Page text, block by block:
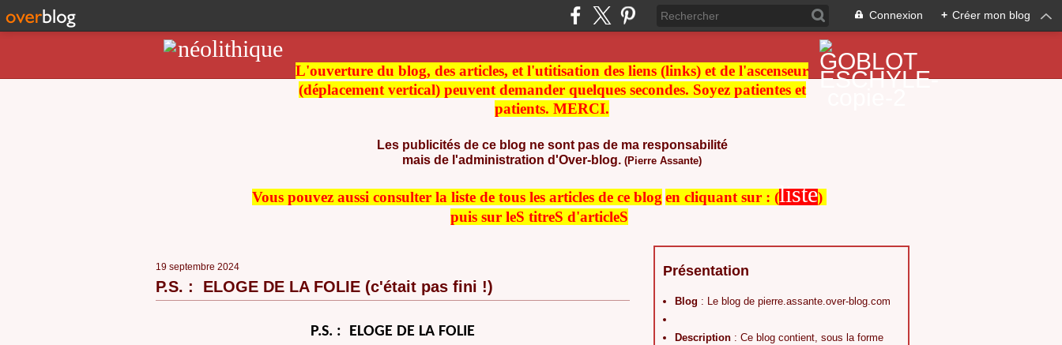
Connexion + Créer mon blog
L'ouverture du blog, des articles, et l'utitisation des liens (links) et de l'ascenseur
(déplacement vertical) peuvent demander quelques secondes. Soyez patientes et
patients. MERCI.
Les publicités de ce blog ne sont pas de ma responsabilité
mais de l'administration d'Over-blog. (Pierre Assante)
Vous pouvez aussi consulter la liste de tous les articles de ce blog en cliquant sur : (liste)
puis sur leS titreS d'articleS
19 septembre 2024
P.S. : ELOGE DE LA FOLIE (c'était pas fini !)
P.S. : ELOGE DE LA FOLIE
Présentation
Blog : Le blog de pierre.assante.over-blog.com
Description : Ce blog contient, sous la forme